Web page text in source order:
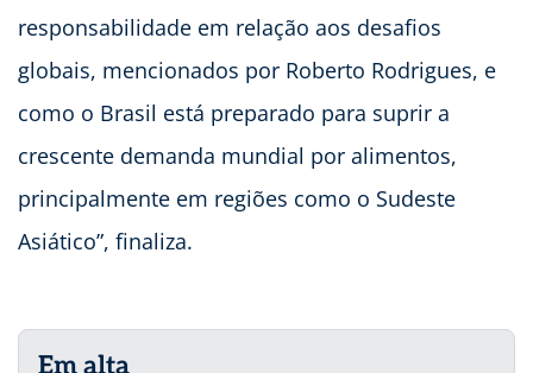
responsabilidade em relação aos desafios
globais, mencionados por Roberto Rodrigues, e
como o Brasil está preparado para suprir a
crescente demanda mundial por alimentos,
principalmente em regiões como o Sudeste
Asiático”, finaliza.
Em alta